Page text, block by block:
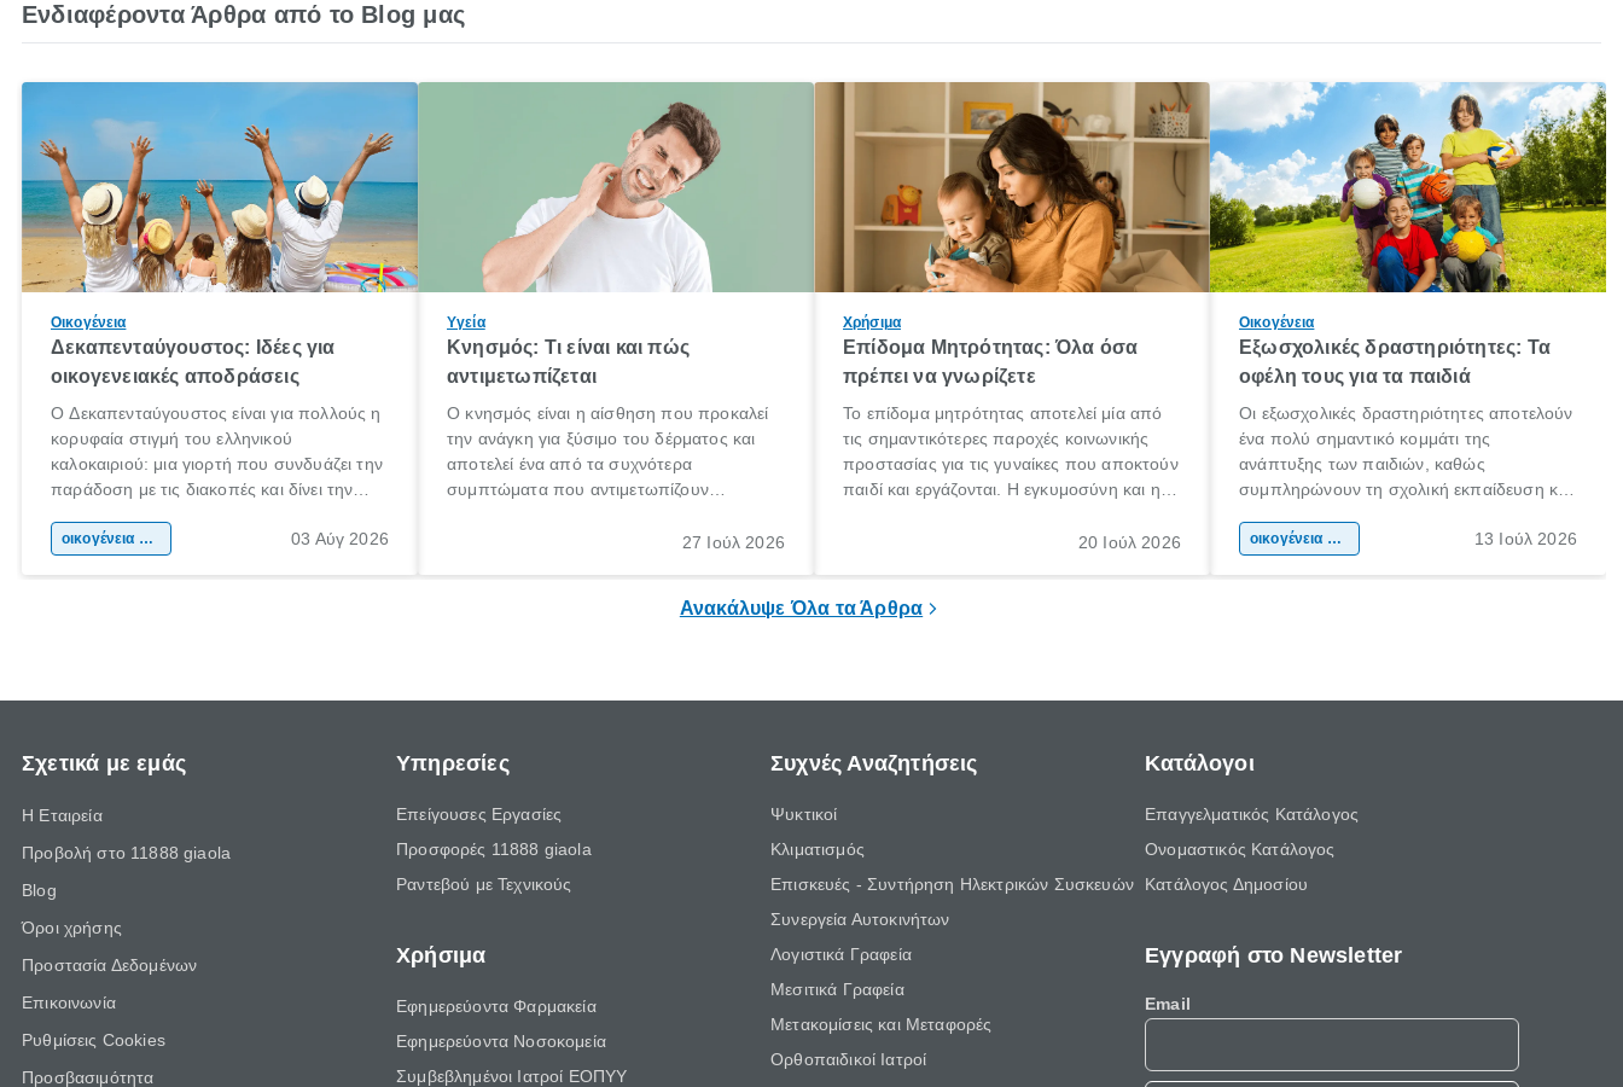
Ενδιαφέροντα Άρθρα από το Blog μας
Οικογένεια
Δεκαπενταύγουστος: Ιδέες για
οικογενειακές αποδράσεις
Ο Δεκαπενταύγουστος είναι για πολλούς η
κορυφαία στιγμή του ελληνικού
καλοκαιριού: μια γιορτή που συνδυάζει την
παράδοση με τις διακοπές και δίνει την
χώρας. Είτε πρόκειται για λίγες μέρες
οικογένεια & παιδί 03 Αύγ 2026
Υγεία
Κνησμός: Τι είναι και πώς
αντιμετωπίζεται
Ο κνησμός είναι η αίσθηση που προκαλεί
την ανάγκη για ξύσιμο του δέρματος και
αποτελεί ένα από τα συχνότερα
συμπτώματα που αντιμετωπίζουν
πληροφορίες για το «κνησμός τι είναι»,
27 Ιούλ 2026
Χρήσιμα
Επίδομα Μητρότητας: Όλα όσα
πρέπει να γνωρίζετε
Το επίδομα μητρότητας αποτελεί μία από
τις σημαντικότερες παροχές κοινωνικής
προστασίας για τις γυναίκες που αποκτούν
παιδί και εργάζονται. Η εγκυμοσύνη και η
σημαντική περίοδος στη ζωή κάθε20 Ιούλ 2026
Οικογένεια
Εξωσχολικές δραστηριότητες: Τα
οφέλη τους για τα παιδιά
Οι εξωσχολικές δραστηριότητες αποτελούν
ένα πολύ σημαντικό κομμάτι της
ανάπτυξης των παιδιών, καθώς
συμπληρώνουν τη σχολική εκπαίδευση και
της προσωπικότητας, της κοινωνικότητας
οικογένεια & παιδί 13 Ιούλ 2026
Ανακάλυψε Όλα τα Άρθρα
Σχετικά με εμάς
Η Εταιρεία
Προβολή στο 11888 giaola
Blog
Όροι χρήσης
Προστασία Δεδομένων
Επικοινωνία
Ρυθμίσεις Cookies
Προσβασιμότητα
Υπηρεσίες
Επείγουσες Εργασίες
Προσφορές 11888 giaola
Ραντεβού με Τεχνικούς
Χρήσιμα
Εφημερεύοντα Φαρμακεία
Εφημερεύοντα Νοσοκομεία
Συμβεβλημένοι Ιατροί ΕΟΠΥΥ
Συχνές Αναζητήσεις
Ψυκτικοί
Κλιματισμός
Επισκευές - Συντήρηση Ηλεκτρικών Συσκευών
Συνεργεία Αυτοκινήτων
Λογιστικά Γραφεία
Μεσιτικά Γραφεία
Μετακομίσεις και Μεταφορές
Ορθοπαιδικοί Ιατροί
Κατάλογοι
Επαγγελματικός Κατάλογος
Ονομαστικός Κατάλογος
Κατάλογος Δημοσίου
Εγγραφή στο Newsletter
Email